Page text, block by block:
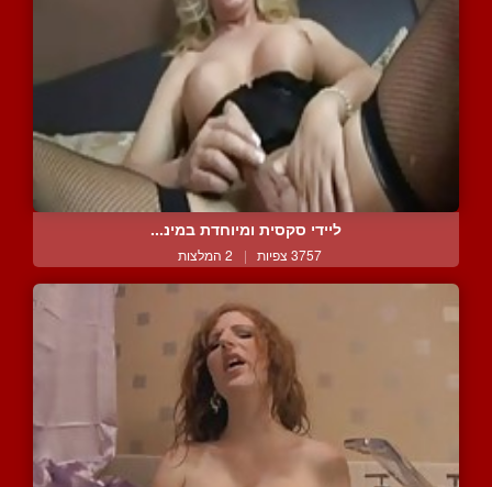
ליידי סקסית ומיוחדת במינ...
3757 צפיות | 2 המלצות